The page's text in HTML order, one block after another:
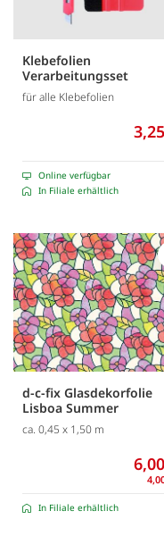
Klebefolien
Verarbeitungsset
für alle Klebefolien
Online verfügbar
In Filiale erhältlich
d-c-fix Glasdekorfolie
Lisboa Summer
ca. 0,45 x 1,50 m
In Filiale erhältlich